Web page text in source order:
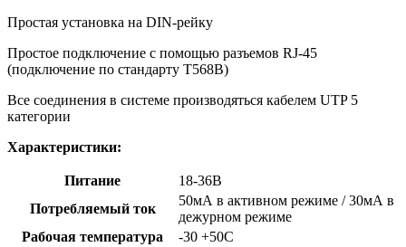
Простая установка на DIN-рейку
Простое подключение с помощью разъемов RJ-45
(подключение по стандарту T568B)
Все соединения в системе производяться кабелем UTP 5
категории
Характеристики:
Питание
18-36В
Потребляемый ток
50мА в активном режиме / 30мА в
дежурном режиме
Рабочая температура
-30 +50С